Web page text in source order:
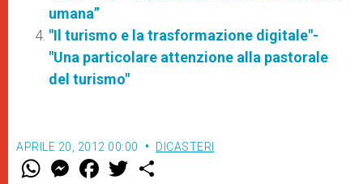
umana”
"Il turismo e la trasformazione digitale"-
"Una particolare attenzione alla pastorale
del turismo"
APRILE 20, 2012 00:00 DICASTERI
W M
e
F
a w